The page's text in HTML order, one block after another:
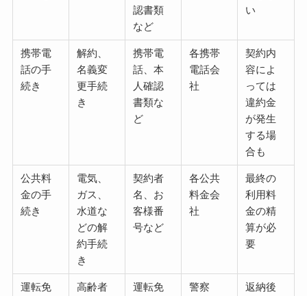
認書類
など
い
携帯電
話の手
続き
解約、
名義変
更手続
き
携帯電
話、本
人確認
書類な
ど
各携帯
電話会
社
契約内
容によ
っては
違約金
が発生
する場
合も
公共料
金の手
続き
電気、
ガス、
水道な
どの解
約手続
き
契約者
名、お
客様番
号など
各公共
料金会
社
最終の
利用料
金の精
算が必
要
運転免
高齢者
運転免
警察
返納後